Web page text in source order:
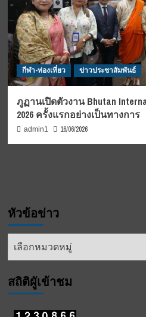
กีฬา-ท่องเที่ยว ข่าวประชาสัมพันธ์
ภูฏานเปิดตัวงาน Bhutan
2026 ครั้งแรกอย่างเป็นทางการ
admin1 16/06/2026
หัวข้อข่าว
หัวข้อ
สถิติผูัเข้าชม